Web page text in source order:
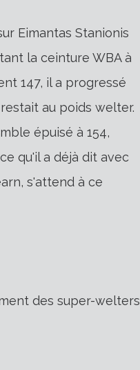
Eimantas Stanionis
la ceinture WBA à
147, il a progressé
au poids welter.
épuisé à 154,
qu'il a déjà dit avec
s'attend à ce
des super-welters